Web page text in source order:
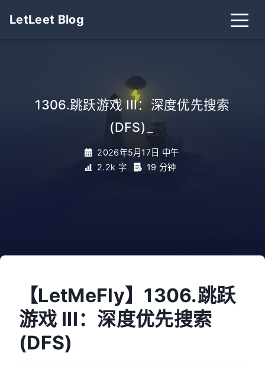
LetLeet Blog
1306.跳跃游戏 III：深度优先搜索
(DFS) _
2026年5月17日 中午
2.2k 字
19 分钟
【LetMeFly】1306.跳跃
游戏 III：深度优先搜索
(DFS)